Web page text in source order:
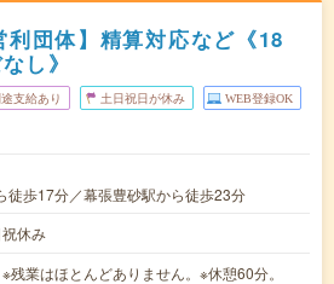
団体】精算対応など《18
し》
支給あり 土日祝日が休み WEB登録OK
徒歩17分／幕張豊砂駅から徒歩23分
休み
業はほとんどありません。※休憩60分。